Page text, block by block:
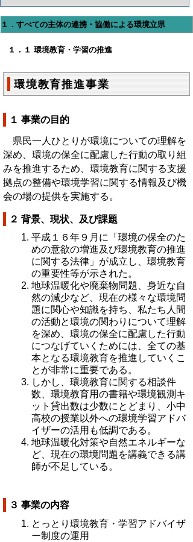
１．すべての主体の連携・協働による環境立県
１．１ 環境教育・学習の推進
環境教育推進事業
１ 事業の目的
県民一人ひとりが環境についての理解を
深め、環境の保全に配慮した行動の取り組
みを推進するため、環境教育に関する支援
拠点の整備や環境学習に関する情報及び機
会の場の提供を実施する。
２ 背景、現状、及び課題
平成１６年９月に「環境の保全のた
めの意欲の増進及び環境教育の推進
に関する法律」が成立し、環境教育
の重要性等が示された。
地球温暖化や廃棄物問題、身近な自
然の減少など、現在の様々な環境問
題に関心や知識を持ち、私たち人間
の活動と環境の関わりについて理解
を深め、環境の保全に配慮した行動
につなげていくためには、全ての基
本となる環境教育を推進していくこ
とが非常に重要である。
しかし、環境教育に関する相談件
数、環境教育用の書籍や環境観測キ
ット貸出数は少数にとどまり、小中
高校の授業以外への環境学習アドバ
イザーの活用も低調である。
地球温暖化対策や自然エネルギーな
ど、現在の環境問題を講義できる講
師が不足している。
３ 事業の内容
とっとり環境教育・学習アドバイザ
ー制度の運用